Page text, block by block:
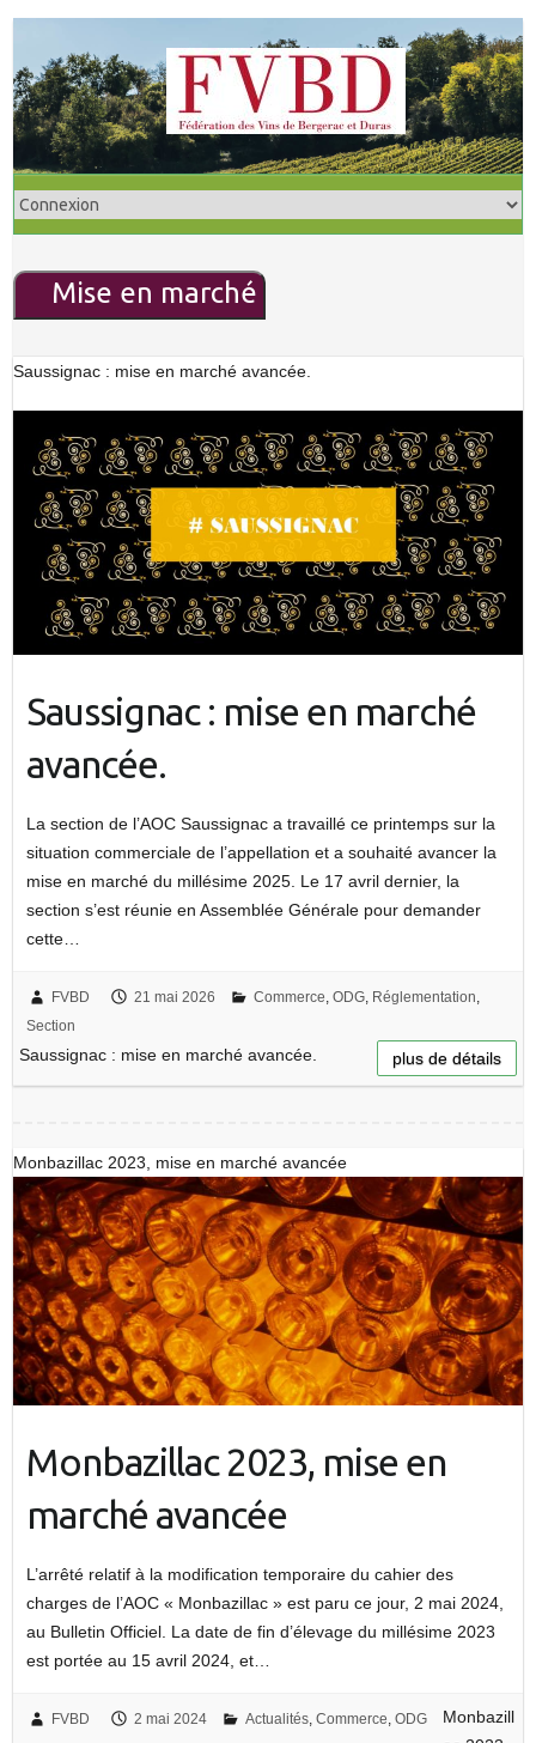
Mise en marché
Saussignac : mise en marché avancée.
Saussignac : mise en marché
avancée.
La section de l’AOC Saussignac a travaillé ce printemps sur la
situation commerciale de l’appellation et a souhaité avancer la
mise en marché du millésime 2025. Le 17 avril dernier, la
section s’est réunie en Assemblée Générale pour demander
cette…
FVBD 21 mai 2026 Commerce, ODG, Réglementation,
Section
Saussignac : mise en marché avancée. plus de détails
Monbazillac 2023, mise en marché avancée
Monbazillac 2023, mise en
marché avancée
L’arrêté relatif à la modification temporaire du cahier des
charges de l’AOC « Monbazillac » est paru ce jour, 2 mai 2024,
au Bulletin Officiel. La date de fin d’élevage du millésime 2023
est portée au 15 avril 2024, et…
FVBD 2 mai 2024 Actualités, Commerce, ODG
Monbazill